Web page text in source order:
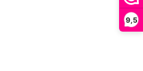
9,5